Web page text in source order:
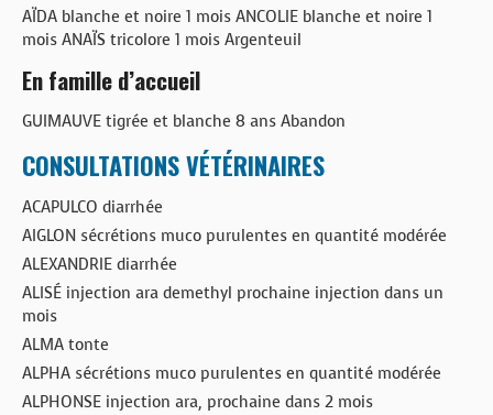
AÏDA blanche et noire 1 mois ANCOLIE blanche et noire 1
mois ANAÏS tricolore 1 mois Argenteuil
En famille d’accueil
GUIMAUVE tigrée et blanche 8 ans Abandon
CONSULTATIONS VÉTÉRINAIRES
ACAPULCO diarrhée
AIGLON sécrétions muco purulentes en quantité modérée
ALEXANDRIE diarrhée
ALISÉ injection ara demethyl prochaine injection dans un
mois
ALMA tonte
ALPHA sécrétions muco purulentes en quantité modérée
ALPHONSE injection ara, prochaine dans 2 mois